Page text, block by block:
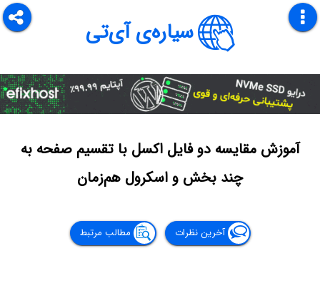
سیاره‌ی آی‌تی
آموزش مقایسه دو فایل اکسل با تقسیم صفحه به
چند بخش و اسکرول هم‌زمان
آخرین نظرات مطالب مرتبط